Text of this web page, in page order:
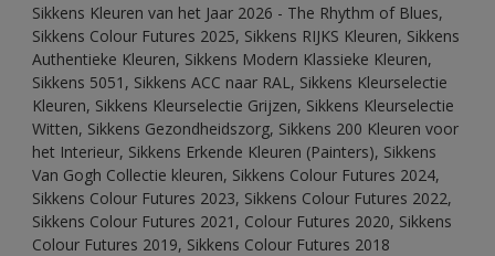
Sikkens Kleuren van het Jaar 2026 - The Rhythm of Blues,
Sikkens Colour Futures 2025, Sikkens RIJKS Kleuren, Sikkens
Authentieke Kleuren, Sikkens Modern Klassieke Kleuren,
Sikkens 5051, Sikkens ACC naar RAL, Sikkens Kleurselectie
Kleuren, Sikkens Kleurselectie Grijzen, Sikkens Kleurselectie
Witten, Sikkens Gezondheidszorg, Sikkens 200 Kleuren voor
het Interieur, Sikkens Erkende Kleuren (Painters), Sikkens
Van Gogh Collectie kleuren, Sikkens Colour Futures 2024,
Sikkens Colour Futures 2023, Sikkens Colour Futures 2022,
Sikkens Colour Futures 2021, Colour Futures 2020, Sikkens
Colour Futures 2019, Sikkens Colour Futures 2018